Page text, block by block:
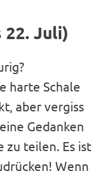
22. Juli)
harte Schale
aber vergiss
Gedanken
zu teilen. Es ist
Wenn